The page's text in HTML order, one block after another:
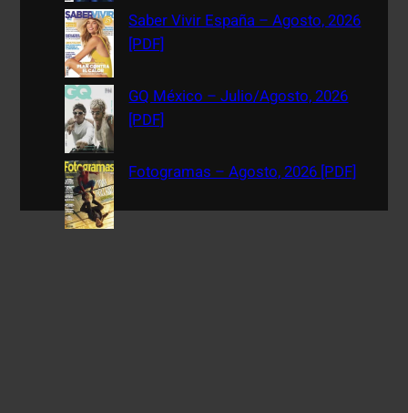
Saber Vivir España – Agosto, 2026
[PDF]
GQ México – Julio/Agosto, 2026
[PDF]
Fotogramas – Agosto, 2026 [PDF]